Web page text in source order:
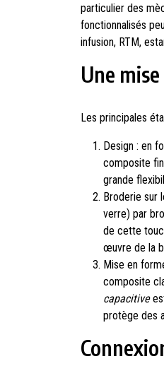
particulier des
fonctionnalisés
infusion, RTM,
Une
Les principales
Design : en
composite
grande
Broderie sur
verre) par
de cette
œuvre de la
Mise en
composite
capacitive
protège des